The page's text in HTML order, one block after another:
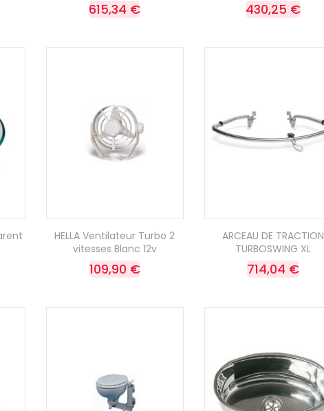
615,34 € 430,25 €
HELLA Ventilateur Turbo 2
vitesses Blanc 12v
109,90 €
ARCEAU DE TRACTION
TURBOSWING XL
714,04 €